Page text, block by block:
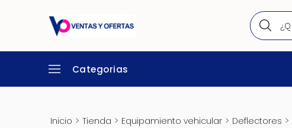
Categorias
Inicio > Tienda > Equipamiento vehicular> Deflectores >